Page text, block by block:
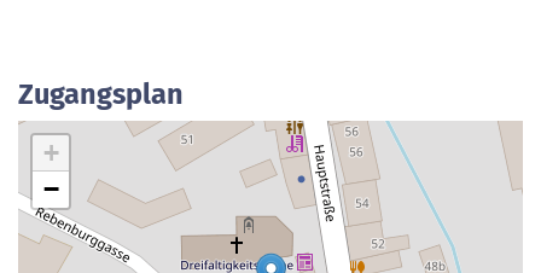
Zugangsplan
+
−